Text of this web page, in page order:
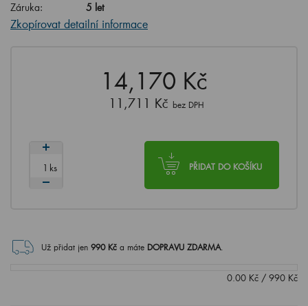
Záruka:
5 let
Zkopírovat detailní informace
14,170 Kč
11,711 Kč bez DPH
PŘIDAT DO KOŠÍKU
ks
Už přidat jen 990Kč a máte DOPRAVU ZDARMA.
0.00 Kč / 990 Kč